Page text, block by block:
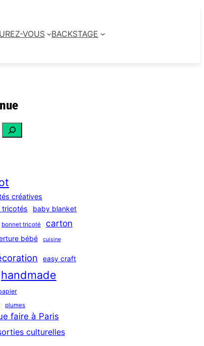
VOUS BACKSTAGE
créatives
tricotés baby blanket
bonnet tricoté carton
bébé cuisine
easy craft
handmade
plumes
faire à Paris
culturelles